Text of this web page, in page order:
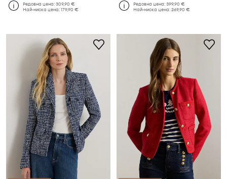
Редовна цена:309,90 €
Най-ниска цена:179,90 €
Редовна цена:399,90 €
Най-ниска цена:269,90 €